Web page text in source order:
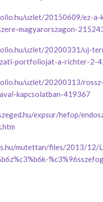
uzlet/20150609/ez-a-
magyarorszagon-
uzlet/20200331/uj-
portfoliojat-a-richter-2-
uzlet/20200313/
kapcsolatban-419367
expsur/hefop/
mutettan/files/2013/12/